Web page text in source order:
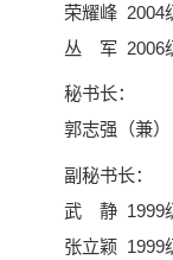
荣耀峰 2004级
丛 军 2006级
秘书长：
郭志强（兼）
副秘书长：
武 静 1999级
张立颖 1999级